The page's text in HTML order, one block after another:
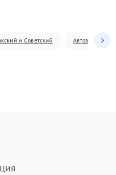
и Советский Автозаводский